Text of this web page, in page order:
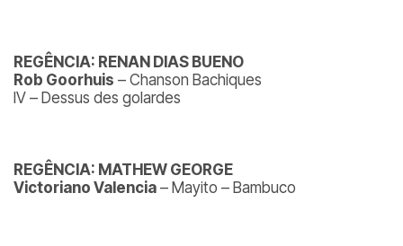
REGÊNCIA: RENAN DIAS BUENO
Rob Goorhuis – Chanson Bachiques
IV – Dessus des golardes
REGÊNCIA: MATHEW GEORGE
Victoriano Valencia – Mayito – Bambuco